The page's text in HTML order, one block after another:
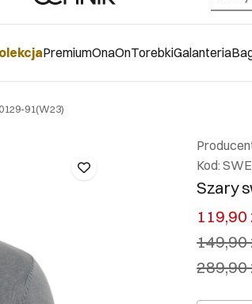
PremiumOnaOnTorebkiGalanteria
91(W23)
Kod:
Szary
119,90
149,90
289,90